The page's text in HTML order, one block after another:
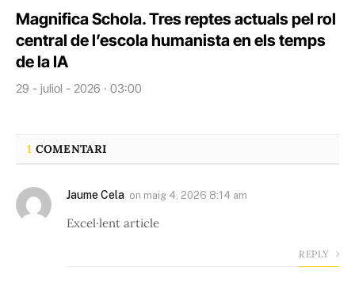
Magnifica Schola. Tres reptes actuals pel rol
central de l’escola humanista en els temps
de la IA
29 - juliol - 2026 · 03:00
1 COMENTARI
Jaume Cela on maig 4, 2026 8:14 am
Excel·lent article
REPLY